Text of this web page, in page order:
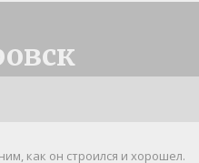
как он строился и хорошел.